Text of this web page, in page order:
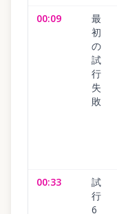
00:09
最
初
の
試
行
失
敗
00:33
試
行
6